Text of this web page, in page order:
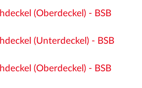
(Oberdeckel) - BSB
(Unterdeckel) - BSB
(Oberdeckel) - BSB